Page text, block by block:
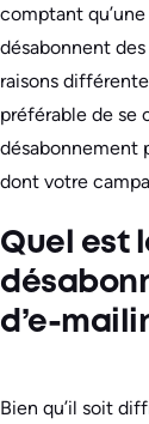
comptant
désabonnent
raisons
préférable de se
désabonnement
dont votre
Quel est
d’e-
Bien qu’il soit